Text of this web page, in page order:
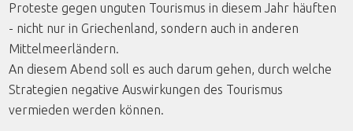
Proteste gegen unguten Tourismus in diesem Jahr häuften
- nicht nur in Griechenland, sondern auch in anderen
Mittelmeerländern.
An diesem Abend soll es auch darum gehen, durch welche
Strategien negative Auswirkungen des Tourismus
vermieden werden können.